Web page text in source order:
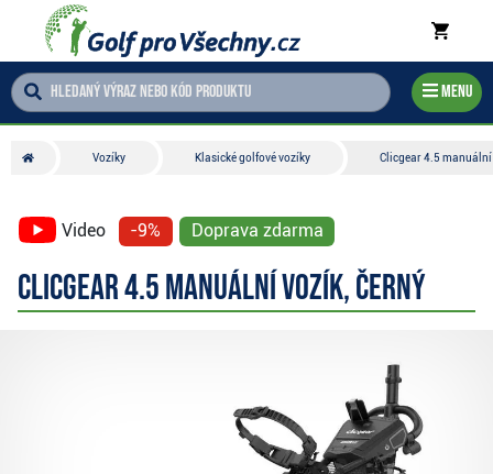
Menu
Vozíky Klasické golfové vozíky Clicgear 4.5 manuální
Video -9% Doprava zdarma
Clicgear 4.5 manuální vozík, černý